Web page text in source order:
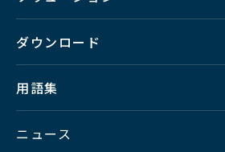
ダウンロード
用語集
ニュース